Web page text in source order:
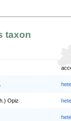
taxon
Opiz